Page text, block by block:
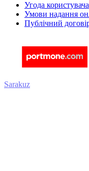
Угода користувача
Умови надання
Публічний
Sarakuz